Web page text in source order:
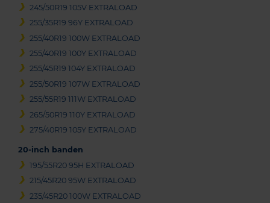
245/50R19 105V EXTRALOAD
255/35R19 96Y EXTRALOAD
255/40R19 100W EXTRALOAD
255/40R19 100Y EXTRALOAD
255/45R19 104Y EXTRALOAD
255/50R19 107W EXTRALOAD
255/55R19 111W EXTRALOAD
265/50R19 110Y EXTRALOAD
275/40R19 105Y EXTRALOAD
20-inch banden
195/55R20 95H EXTRALOAD
215/45R20 95W EXTRALOAD
235/45R20 100W EXTRALOAD